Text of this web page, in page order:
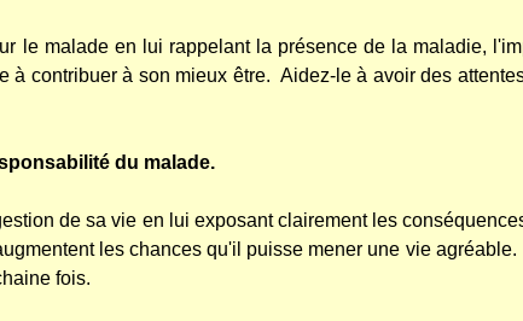
le malade en lui rappelant la présence de la maladie,
à contribuer à son mieux être. Aidez-le à avoir des
du malade.
de sa vie en lui exposant clairement les
les chances qu'il puisse mener une vie agréable.
fois.